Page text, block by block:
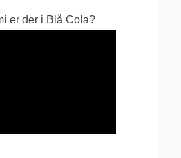
er der i Blå Cola?